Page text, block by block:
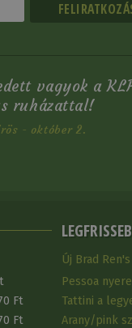
vagyok a
ruházattal!
- október 2.
Ft
Ft
Új Brad
Pessoa
Tattini a
Arany/pink